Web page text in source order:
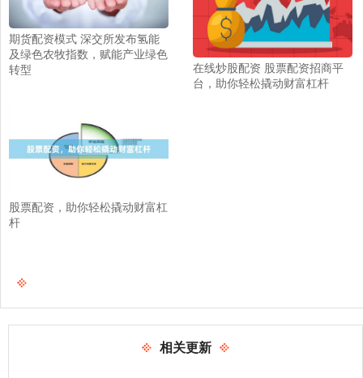
期货配资模式 深交所发布氢能
及绿色农牧指数，赋能产业绿色
转型
在线炒股配资 股票配资招商平
台，助你轻松撬动财富杠杆
股票配资，助你轻松撬动财富杠
杆
相关更新